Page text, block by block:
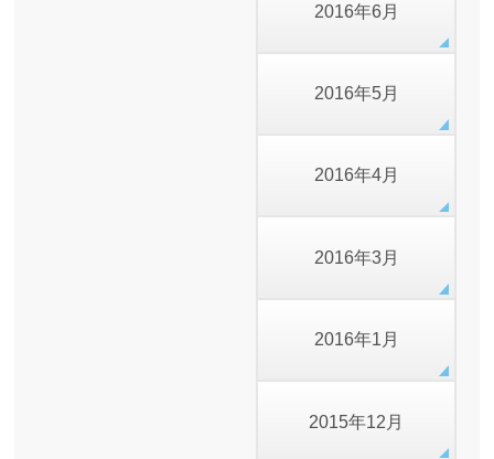
2016年6月
2016年5月
2016年4月
2016年3月
2016年1月
2015年12月